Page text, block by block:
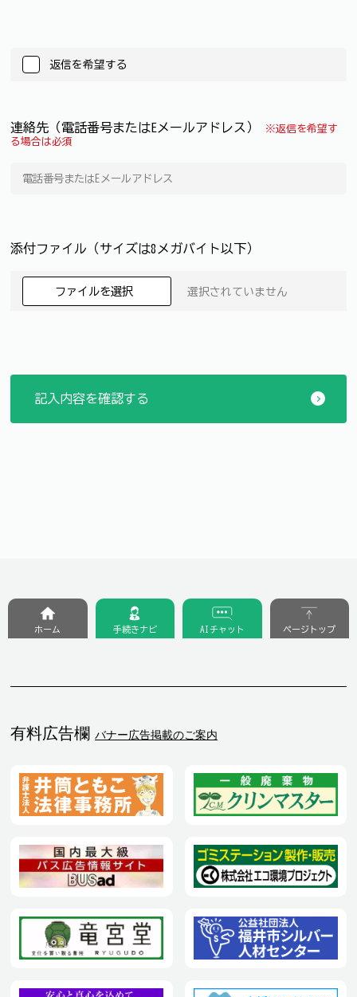
返信を希望する
連絡先（電話番号またはEメールアドレス）
※返信を希望す
る場合は必須
添付ファイル（サイズは8メガバイト以下）
ファイルを選択 選択されていません
有料広告欄 バナー広告掲載のご案内
ホーム 手続きナビ AIチャット ページトップ